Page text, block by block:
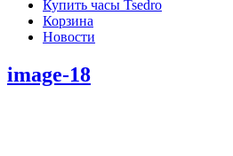
Купить часы Tsedro
Корзина
Новости
image-18